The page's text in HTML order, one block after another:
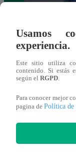
Alianza Lima:
como nuevo
Clausura 2025
Usamos
experiencia.
Este sitio utiliza
contenido. Si estás
según el RGPD
Para conocer mejor
pagina de Política de